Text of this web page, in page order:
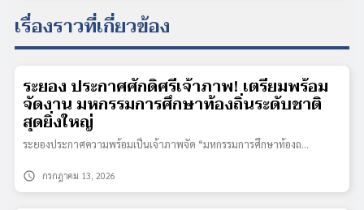
เรื่องราวที่เกี่ยวข้อง
ระยอง ประกาศศักดิ์ศรีเจ้าภาพ! เตรียมพร้อม
จัดงาน มหกรรมการศึกษาท้องถิ่นระดับชาติ
สุดยิ่งใหญ่
ระยองประกาศความพร้อมเป็นเจ้าภาพจัด “มหกรรมการศึกษาท้องถ…
schedule กรกฎาคม 13, 2026